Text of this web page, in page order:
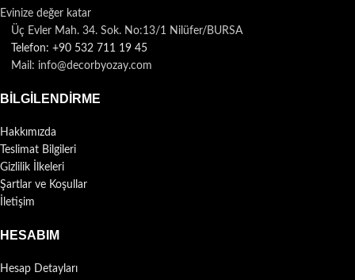
Evinize değer katar
Üç Evler Mah. 34. Sok. No:13/1 Nilüfer/BURSA
Telefon: +90 532 711 19 45
Mail: info@decorbyozay.com
BILGILENDIRME
Hakkımızda
Teslimat Bilgileri
Gizlilik İlkeleri
Şartlar ve Koşullar
İletişim
HESABIM
Hesap Detayları